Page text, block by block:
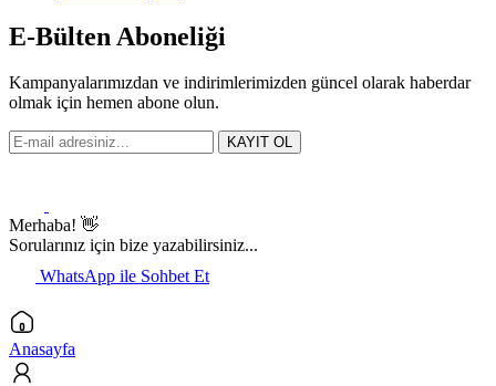
E-Bülten Aboneliği
Kampanyalarımızdan ve indirimlerimizden güncel olarak haberdar
olmak için hemen abone olun.
KAYIT OL
Merhaba! 👋
Sorularınız için bize yazabilirsiniz...
WhatsApp ile Sohbet Et
Anasayfa